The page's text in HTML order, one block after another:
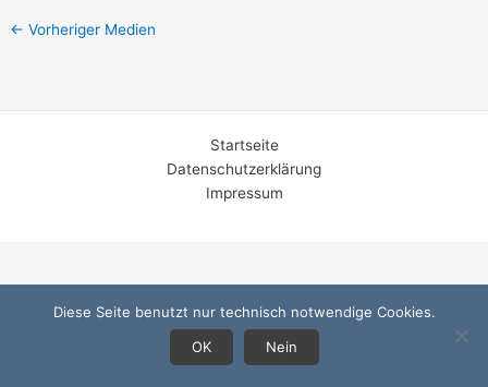
← Vorheriger Medien
Startseite
Datenschutzerklärung
Impressum
Diese Seite benutzt nur technisch notwendige Cookies.
OK
Nein